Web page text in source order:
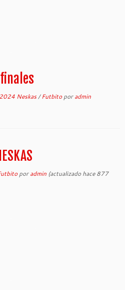
2024 Neskas/Futbitoporadmin
poradmin (actualizado hace 877